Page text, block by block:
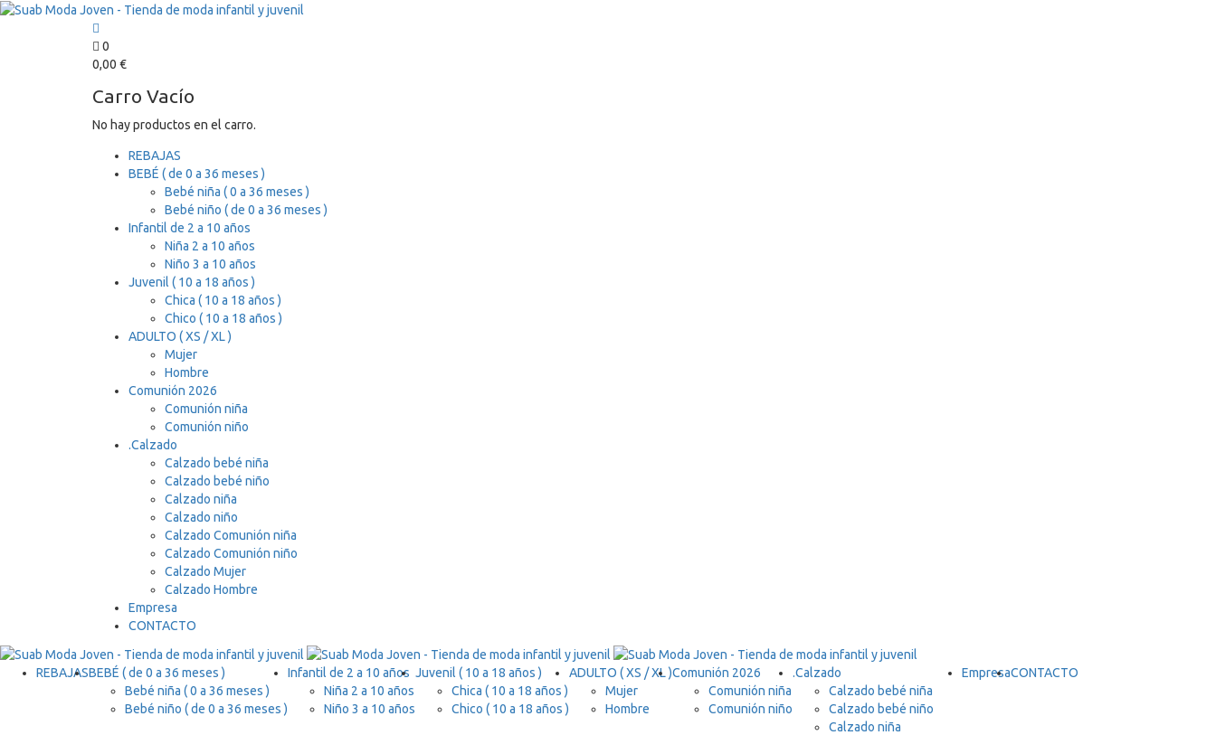
0
0,00 €
Carro Vacío
No hay productos en el carro.
REBAJAS
BEBÉ ( de 0 a 36 meses )
Bebé niña ( 0 a 36 meses )
Bebé niño ( de 0 a 36 meses )
Infantil de 2 a 10 años
Niña 2 a 10 años
Niño 3 a 10 años
Juvenil ( 10 a 18 años )
Chica ( 10 a 18 años )
Chico ( 10 a 18 años )
ADULTO ( XS / XL )
Mujer
Hombre
Comunión 2026
Comunión niña
Comunión niño
.Calzado
Calzado bebé niña
Calzado bebé niño
Calzado niña
Calzado niño
Calzado Comunión niña
Calzado Comunión niño
Calzado Mujer
Calzado Hombre
Empresa
CONTACTO
REBAJASBEBÉ ( de 0 a 36 meses )
Bebé niña ( 0 a 36 meses )
Bebé niño ( de 0 a 36 meses )
Infantil de 2 a 10 años
Niña 2 a 10 años
Niño 3 a 10 años
Juvenil ( 10 a 18 años )
Chica ( 10 a 18 años )
Chico ( 10 a 18 años )
ADULTO ( XS / XL )
Mujer
Hombre
Comunión 2026
Comunión niña
Comunión niño
.Calzado
Calzado bebé niña
Calzado bebé niño
Calzado niña
EmpresaCONTACTO